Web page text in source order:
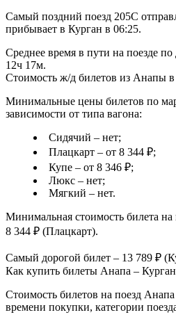
Самый поздний поезд 205С
прибывает в Курган в 06:25.
Среднее время в пути на поезде
12ч 17м.
Стоимость ж/д билетов из Анапы в
Минимальные цены билетов по
зависимости от типа вагона:
Сидячий – нет;
Плацкарт – от 8 344 ₽;
Купе – от 8 346 ₽;
Люкс – нет;
Мягкий – нет.
Минимальная стоимость билета
8 344 ₽ (Плацкарт).
Самый дорогой билет – 13 789 ₽
Как купить билеты Анапа –
Стоимость билетов на поезд
времени покупки, категории